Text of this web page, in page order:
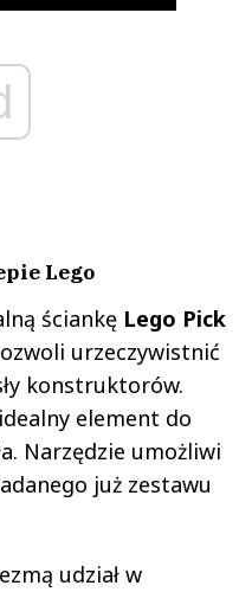
Lego
ściankę Lego Pick
urzeczywistnić
konstruktorów.
element do
Narzędzie umożliwi
już zestawu
udział w